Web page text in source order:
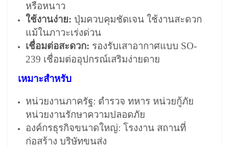
หรือหนาว
ใช้งานง่าย: ปุ่มควบคุมชัดเจน ใช้งานสะดวก
แม้ในภาวะเร่งด่วน
เชื่อมต่อสะดวก: รองรับเสาอากาศแบบ SO-
239 เชื่อมต่ออุปกรณ์เสริมง่ายดาย
เหมาะสำหรับ
หน่วยงานภาครัฐ: ตำรวจ ทหาร หน่วยกู้ภัย
หน่วยงานรักษาความปลอดภัย
องค์กรธุรกิจขนาดใหญ่: โรงงาน สถานที่
ก่อสร้าง บริษัทขนส่ง